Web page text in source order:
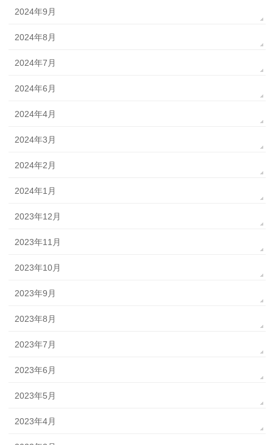
2024年9月
2024年8月
2024年7月
2024年6月
2024年4月
2024年3月
2024年2月
2024年1月
2023年12月
2023年11月
2023年10月
2023年9月
2023年8月
2023年7月
2023年6月
2023年5月
2023年4月